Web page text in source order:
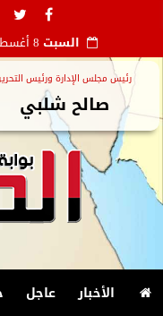
السبت
رئيس مجلس الإدارة ورئيس
صالح شلبي
الأخبار عاجل